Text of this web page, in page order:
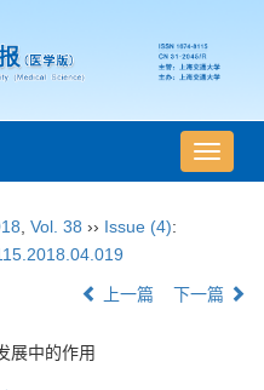
导
航
Vol. 38 ›› Issue (4):
上一篇 下一篇
展中的作用